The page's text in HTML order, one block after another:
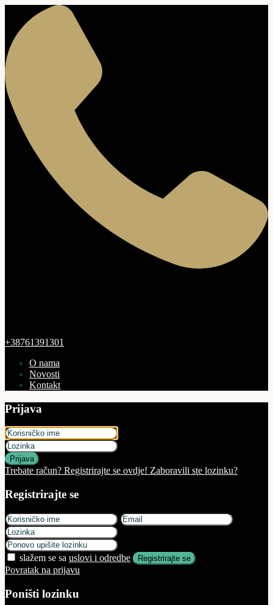
+38761391301
O nama
Novosti
Kontakt
Prijava
Prijava
Trebate račun? Registrirajte se ovdje! Zaboravili ste lozinku?
Registrirajte se
slažem se sa uslovi i odredbe Registrirajte se
Povratak na prijavu
Poništi lozinku